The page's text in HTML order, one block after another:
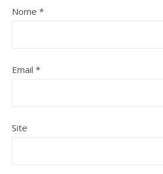
Nome *
Email *
Site